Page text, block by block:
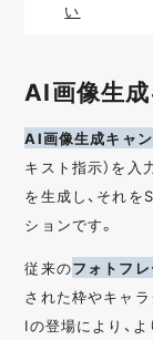
い
AI画像生
AI画像生成キャ
キスト指示）を入
を生成し、それ
ションです。
従来のフォトフ
された枠やキャ
Iの登場により、よ